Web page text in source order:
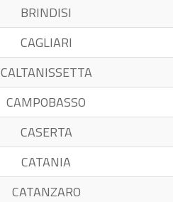
BRINDISI
CAGLIARI
CALTANISSETTA
CAMPOBASSO
CASERTA
CATANIA
CATANZARO